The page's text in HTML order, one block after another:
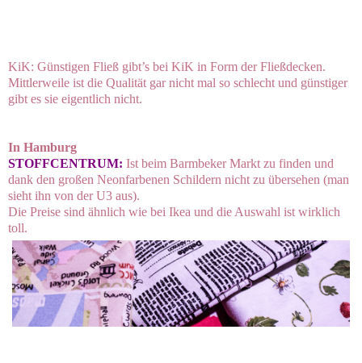
KiK: Günstigen Fließ gibt’s bei KiK in Form der Fließdecken.
Mittlerweile ist die Qualität gar nicht mal so schlecht und günstiger
gibt es sie eigentlich nicht.
In Hamburg
STOFFCENTRUM: Ist beim Barmbeker Markt zu finden und
dank den großen Neonfarbenen Schildern nicht zu übersehen (man
sieht ihn von der U3 aus).
Die Preise sind ähnlich wie bei Ikea und die Auswahl ist wirklich
toll.